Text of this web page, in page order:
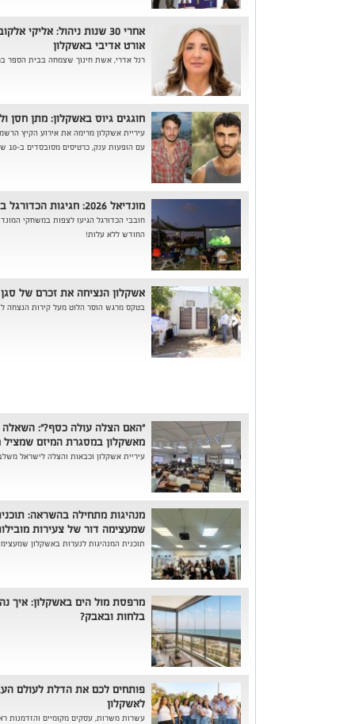
אחרי 30 שנות ניהול:
אורט אדיבי באשקלון
רנל אדרי, אשת חינוך שצמחה בבית הספר במשך 23 שנים, נבחרה להחליפה
חוגגים גיוס באשקלון: מתן חסן
עיריית אשקלון מרימה את אירוע הקיץ
עם הופעות ענק, כרטיסים מסובסדים ב-10 שקלים בלבד, וכרטיס חינם לתלמידי כיתות י"ב
מונדיאל 2026: חגיגות הכדורגל באשקלון יצאו לדרך
חובבי הכדורגל הגיעו לצפות במשחקי
החודש ללא עלות!
אשקלון הנציחה את זכרם של סגן
בטקס מרגש הוסר הלוט מעל קירות הנצחה
"האם הצלה עולה כסף?": השאלה
מאשקלון במסגרת המיזם שמציל
עיריית אשקלון וכבאות והצלה לישראל
מנהיגות מתחילה בהשראה:
שמעצימה דור של צעירות
תוכנית המנהיגות לנערות באשקלון
מרפסת מול הים באשקלון: איך
בלחות ובאבק?
פותחים לכם את הדלת לעולם
לאשקלון
עשרות משרות, עסקים מקומיים והזדמנות